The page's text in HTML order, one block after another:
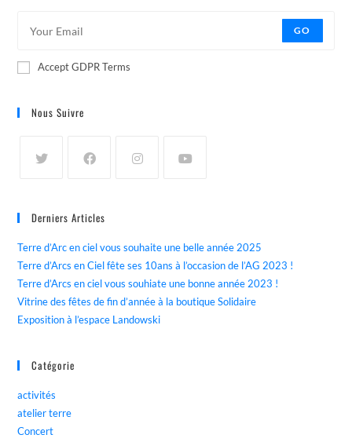
GO
Accept GDPR Terms
Nous Suivre
Derniers Articles
Terre d’Arc en ciel vous souhaite une belle année 2025
Terre d’Arcs en Ciel fête ses 10ans à l’occasion de l’AG 2023 !
Terre d’Arcs en ciel vous souhiate une bonne année 2023 !
Vitrine des fêtes de fin d’année à la boutique Solidaire
Exposition à l’espace Landowski
Catégorie
activités
atelier terre
Concert